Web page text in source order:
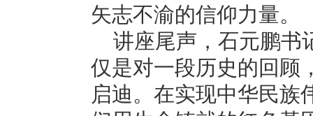
矢志不渝的信仰力量。
讲座尾声，石元鹏书
仅是对一段历史的回顾
启迪。在实现中华民族